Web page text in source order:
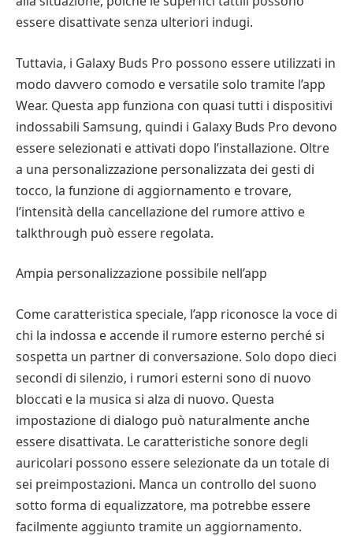
essere disattivate senza ulteriori indugi.
Tuttavia, i Galaxy Buds Pro possono essere utilizzati in
modo davvero comodo e versatile solo tramite l’app
Wear. Questa app funziona con quasi tutti i dispositivi
indossabili Samsung, quindi i Galaxy Buds Pro devono
essere selezionati e attivati dopo l’installazione. Oltre
a una personalizzazione personalizzata dei gesti di
tocco, la funzione di aggiornamento e trovare,
l’intensità della cancellazione del rumore attivo e
talkthrough può essere regolata.
Ampia personalizzazione possibile nell’app
Come caratteristica speciale, l’app riconosce la voce di
chi la indossa e accende il rumore esterno perché si
sospetta un partner di conversazione. Solo dopo dieci
secondi di silenzio, i rumori esterni sono di nuovo
bloccati e la musica si alza di nuovo. Questa
impostazione di dialogo può naturalmente anche
essere disattivata. Le caratteristiche sonore degli
auricolari possono essere selezionate da un totale di
sei preimpostazioni. Manca un controllo del suono
sotto forma di equalizzatore, ma potrebbe essere
facilmente aggiunto tramite un aggiornamento.